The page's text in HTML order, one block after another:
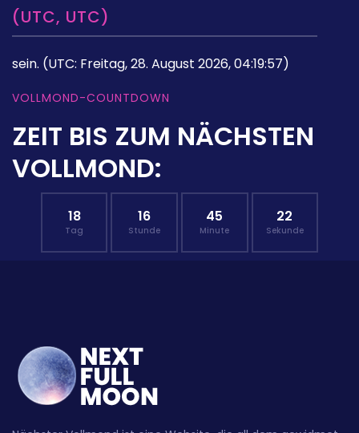
(UTC, UTC)
sein. (UTC: Freitag, 28. August 2026, 04:19:57)
VOLLMOND-COUNTDOWN
ZEIT BIS ZUM NÄCHSTEN
VOLLMOND:
18
Tag
16
Stunde
45
Minute
21
Sekunde